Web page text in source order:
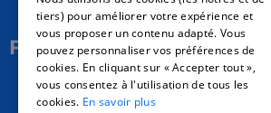
hello@carloapp.com
Follow Us
Carlo App | Instagram
ENGLISH
SPANISH
tiers) pour améliorer votre expérience et
vous proposer un contenu adapté. Vous
pouvez personnaliser vos préférences de
cookies. En cliquant sur « Accepter tout »,
vous consentez à l'utilisation de tous les
cookies. En savoir plus